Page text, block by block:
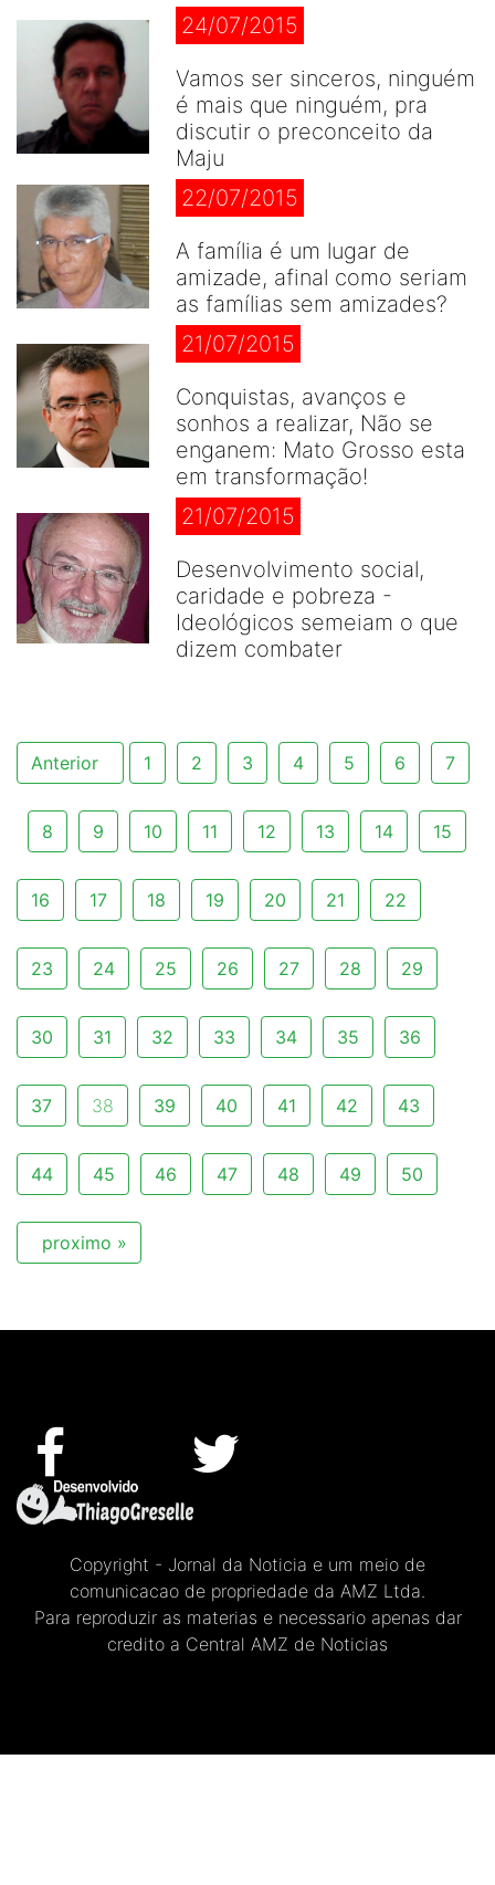
24/07/2015
Vamos ser sinceros, ninguém
é mais que ninguém, pra
discutir o preconceito da
Maju
22/07/2015
A família é um lugar de
amizade, afinal como seriam
as famílias sem amizades?
21/07/2015
Conquistas, avanços e
sonhos a realizar, Não se
enganem: Mato Grosso esta
em transformação!
21/07/2015
Desenvolvimento social,
caridade e pobreza -
Ideológicos semeiam o que
dizem combater
Anterior 1 2 3 4 5 6 7
8 9 10 11 12 13 14 15
16 17 18 19 20 21 22
23 24 25 26 27 28 29
30 31 32 33 34 35 36
37 38 39 40 41 42 43
44 45 46 47 48 49 50
proximo »
Copyright - Jornal da Noticia e um meio de
comunicacao de propriedade da AMZ Ltda.
Para reproduzir as materias e necessario apenas dar
credito a Central AMZ de Noticias